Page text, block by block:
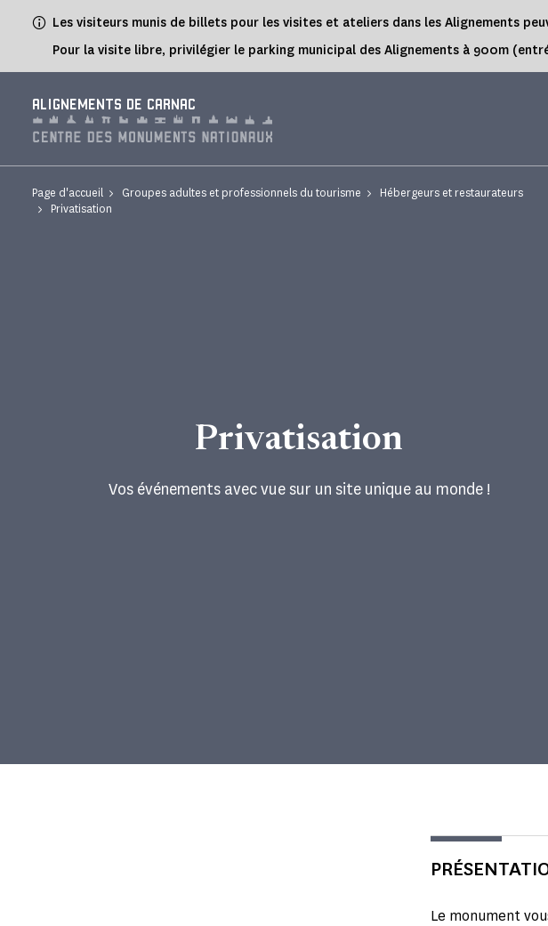
Les visiteurs munis de billets pour les visites et ateliers dans les Alignements
Pour la visite libre, privilégier le parking municipal des Alignements à 900m
ALIGNEMENTS DE CARNAC
Page d'accueil Groupes adultes et professionnels du tourisme
Hébergeurs et restaurateurs
Privatisation
Privatisation
Vos événements avec vue sur un site unique au monde !
Le monument